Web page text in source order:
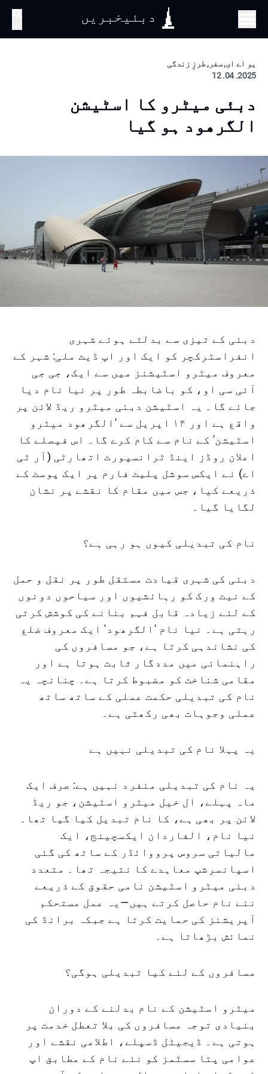
دبئیخبریں
یو اے ای, سفر, طرزِ زندگی
2025. 04. 12
دبئی میٹرو کا اسٹیشن
الگرھود ہو گیا
دبئی کے تیزی سے بدلتے ہوئے شہری
انفراسٹرکچر کو ایک اور اپ ڈیٹ ملی: شہر کے
معروف میٹرو اسٹیشنز میں سے ایک، جی جی
آئی سی او، کو باضابطہ طور پر نیا نام دیا
جائے گا۔ یہ اسٹیشن دبئی میٹرو ریڈ لائن پر
واقع ہے اور ۱۴ اپریل سے 'الگرھود میٹرو
اسٹیشن' کے نام سے کام کرے گا۔ اس فیصلے کا
اعلان روڈز اینڈ ٹرانسپورٹ اتھارٹی (آر ٹی
اے) نے ایکس سوشل پلیٹ فارم پر ایک پوسٹ کے
ذریعے کیا، جس میں مقام کا نقشے پر نشان
لگایا گیا۔
نام کی تبدیلی کیوں ہو رہی ہے؟
دبئی کی شہری قیادت مستقل طور پر نقل و حمل
کے نیٹ ورک کو رہائشیوں اور سیاحوں دونوں
کے لئے زیادہ قابل فہم بنانے کی کوشش کرتی
رہتی ہے۔ نیا نام 'الگرھود' ایک معروف ضلع
کی نشاندہی کرتا ہے، جو مسافروں کی
راہنمائی میں مددگار ثابت ہوتا ہے اور
مقامی شناخت کو مضبوط کرتا ہے۔ چنانچہ یہ
نام کی تبدیلی حکمت عملی کے ساتھ ساتھ
عملی وجوہات بھی رکھتی ہے۔
یہ پہلا نام کی تبدیلی نہیں ہے
یہ نام کی تبدیلی منفرد نہیں ہے: صرف ایک
ماہ پہلے، ال خیل میٹرو اسٹیشن، جو ریڈ
لائن پر بھی ہے، کا نام تبدیل کیا گیا تھا۔
نیا نام، الفاردان ایکسچینج، ایک
مالیاتی سروس پرووائڈر کے ساتھ کی گئی
اسپانسرشپ معاہدے کا نتیجہ تھا۔ متعدد
دبئی میٹرو اسٹیشن نامی حقوق کے ذریعے
نئے نام حاصل کرتے ہیں—یہ عمل مستحکم
آپریشنز کی حمایت کرتا ہے جبکہ برانڈ کی
نمائش بڑھاتا ہے۔
مسافروں کے لئے کیا تبدیلی ہوگی؟
میٹرو اسٹیشن کے نام بدلنے کے دوران
بنیادی توجہ مسافروں کی بلا تعطل خدمت پر
ہوتی ہے۔ ڈیجیٹل ڈسپلے، اطلاعی نقشے اور
عوامی پتا سسٹمز کو نئے نام کے مطابق اپ